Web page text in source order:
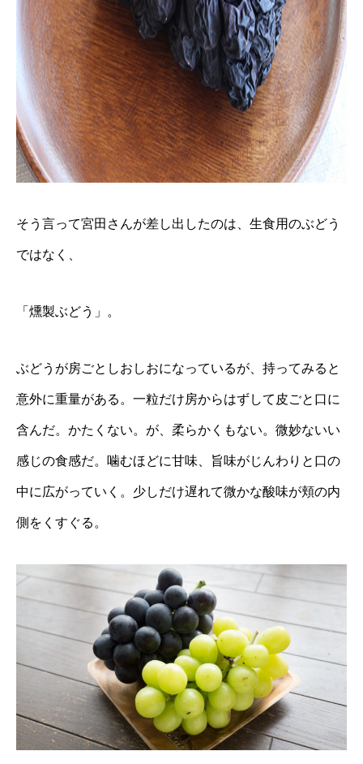
そう言って宮田さんが差し出したのは、生食用のぶどう
ではなく、
「燻製ぶどう」。
ぶどうが房ごとしおしおになっているが、持ってみると
意外に重量がある。一粒だけ房からはずして皮ごと口に
含んだ。かたくない。が、柔らかくもない。微妙ないい
感じの食感だ。噛むほどに甘味、旨味がじんわりと口の
中に広がっていく。少しだけ遅れて微かな酸味が頬の内
側をくすぐる。